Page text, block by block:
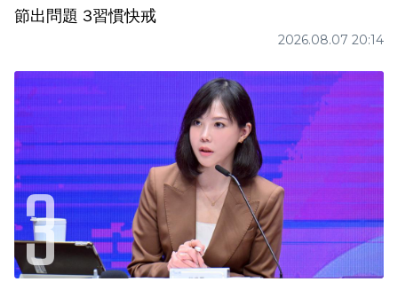
節出問題 3習慣快戒
2026.08.07 20:14